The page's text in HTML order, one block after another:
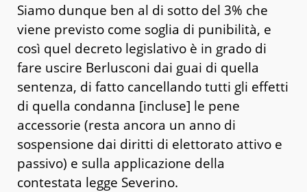
Siamo dunque ben al di sotto del 3% che
viene previsto come soglia di punibilità, e
così quel decreto legislativo è in grado di
fare uscire Berlusconi dai guai di quella
sentenza, di fatto cancellando tutti gli effetti
di quella condanna [incluse] le pene
accessorie (resta ancora un anno di
sospensione dai diritti di elettorato attivo e
passivo) e sulla applicazione della
contestata legge Severino.